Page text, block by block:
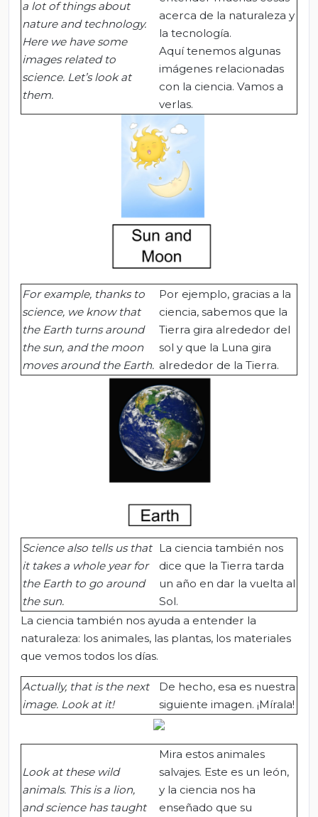
a lot of things about
nature and technology.
Here we have some
images related to
science. Let’s look at
them.
acerca de la naturaleza y
la tecnología.
Aquí tenemos algunas
imágenes relacionadas
con la ciencia. Vamos a
verlas.
For example, thanks to
science, we know that
the Earth turns around
the sun, and the moon
moves around the Earth.
Por ejemplo, gracias a la
ciencia, sabemos que la
Tierra gira alrededor del
sol y que la Luna gira
alrededor de la Tierra.
Science also tells us that
it takes a whole year for
the Earth to go around
the sun.
La ciencia también nos
dice que la Tierra tarda
un año en dar la vuelta al
Sol.
La ciencia también nos ayuda a entender la
naturaleza: los animales, las plantas, los materiales
que vemos todos los días.
Actually, that is the next
image. Look at it!
De hecho, esa es nuestra
siguiente imagen. ¡Mírala!
Look at these wild
animals. This is a lion,
and science has taught
Mira estos animales
salvajes. Este es un león,
y la ciencia nos ha
enseñado que su